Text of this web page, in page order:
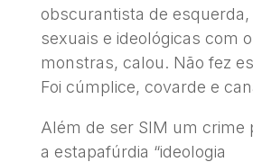
obscurantista de
sexuais e ideológicas com
monstras, calou. Não fez
Foi cúmplice, covarde e
Além de ser SIM um crime
a estapafúrdia “ideologia